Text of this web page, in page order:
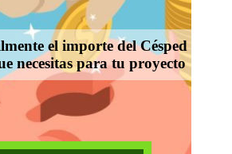
el importe del Césped
necesitas para tu proyecto